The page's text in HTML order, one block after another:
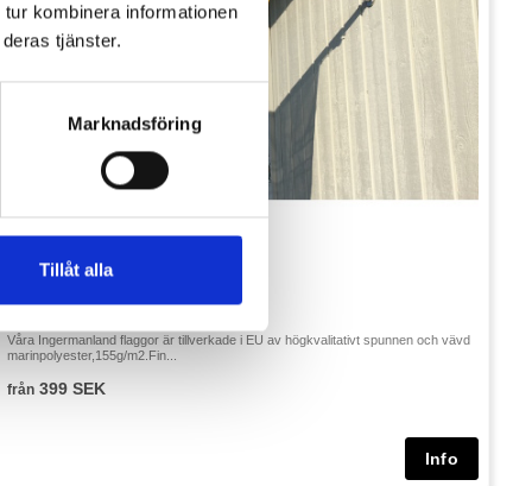
kombinera informationen
tjänster.
Marknadsföring
Tillåt alla
Våra Ingermanland flaggor är tillverkade i EU av högkvalitativt spunnen och vävd
marinpolyester,155g/m2.Fin...
från 399 SEK